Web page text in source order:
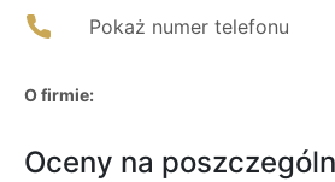
Pokaż numer telefonu
O firmie:
Oceny na